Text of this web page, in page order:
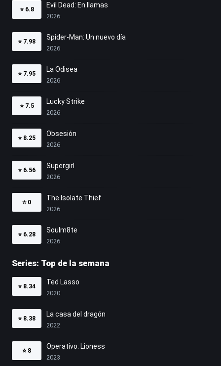
⭐ 6.8
Evil Dead: En llamas
2026
⭐ 7.98
Spider-Man: Un nuevo día
2026
⭐ 7.95
La Odisea
2026
⭐ 7.5
Lucky Strike
2026
⭐ 8.25
Obsesión
2026
⭐ 6.56
Supergirl
2026
⭐ 0
The Isolate Thief
2026
⭐ 6.28
Soulm8te
2026
Series: Top de la semana
⭐ 8.34
Ted Lasso
2020
⭐ 8.38
La casa del dragón
2022
⭐ 8
Operativo: Lioness
2023